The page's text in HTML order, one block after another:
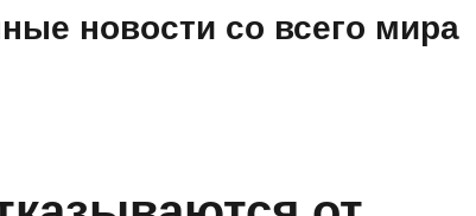
новости со всего мира